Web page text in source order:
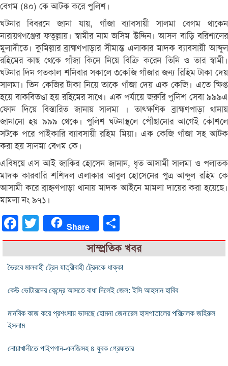
বেগম (৪০) কে আটক করে পুলিশ।
ঘটনার বিবরনে জানা যায়, গাঁজা ব্যাবসায়ী সালমা বেগম থাকেন
নারায়ণগঞ্জের ফতুল্লায়। স্বামীর নাম জসিম উদ্দিন। আসল বাড়ি বরিশালের
মুলাদীতে। কুমিল্লার ব্রাহ্মণপাড়ার সীমান্ত এলাকার মাদক ব্যাবসায়ী আব্দুল
রহিমের কাছ থেকে গাঁজা কিনে নিয়ে বিক্রি করেন তিনি ও তার স্বামী।
ঘটনার দিন গতকাল শনিবার সকালে ৩কেজি গাঁজার জন্য রিহিম টাকা দেয়
সালমা। তিন কেজির টাকা নিয়ে তাকে গাঁজা দেয় এক কেজি। এতে ক্ষিপ্ত
হয়ে বাকবিতণ্ডা হয় রহিমের সাথে। এক পর্যায়ে জরুরি পুলিশ সেবা ৯৯৯এ
ফোন দিয়ে বিস্তারিত জানায় সালমা । তাৎক্ষণিক ব্রাহ্মণপাড়া থানায়
জানানো হয় ৯৯৯ থেকে। পুলিশ ঘটনাস্থলে পৌঁছানোর আগেই কৌশলে
সটকে পরে পাইকারি ব্যাবসায়ী রহিম মিয়া। এক কেজি গাঁজা সহ আটক
করা হয় সালমা বেগম কে।
এবিষয়ে এস আই জাকির হোসেন জানান, ধৃত আসামী সালমা ও পলাতক
মাদক কারবারি শশিদল এলাকার আবুল হোসেনের পুত্র আব্দুল রহিম কে
আসামী করে ব্রাহ্নণপাড়া থানায় মাদক আইনে মামলা দায়ের করা হয়েছে।
মামলা নং ৯৭১।
FacebookTwitter Share
সাম্প্রতিক খবর
ভৈরবে মালবাহী ট্রেন যাত্রীবাহী ট্রেনকে ধাক্কা
কেউ ভোটারদের কেন্দ্রে আসতে বাধা দিলেই জেল: ইসি আহসান হাবিব
মানবিক কাজ করে প্রশংসায় ভাসছে হোমনা জেনারেল হাসপাতালের পরিচালক জহিরুল
ইসলাম
নোয়াখালীতে পাইপগান-এলজিসহ ৪ যুবক গ্রেফতার